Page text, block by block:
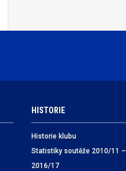
HISTORIE
Historie klubu
Statistiky soutěže 2010/11 –
2016/17